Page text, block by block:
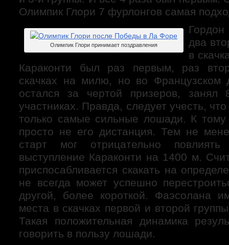
Олимпик Глори 7 фурлонгов самая
Олимпик Глори принимает поздравления
два
в
Караконти был раз первым, раз
скачках на милю, но во
остался за чертой призеров,
участниках. Правда, следует учесть,
только самые сильные лошади. К
просто не его дистанция. Тем не
старт мог отрицательно
выступление Караконти на 1400 м.
приспосабливается скакать на
не всегда может успешно
другой, более короткой. Фаэсолана
места в скачках первой и второй
Такая положительная динамика
говорить в пользу лошади.